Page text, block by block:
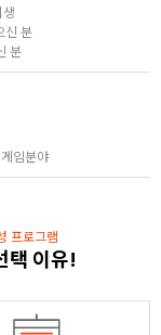
신 분
분
임분야
프로그램
택 이유!